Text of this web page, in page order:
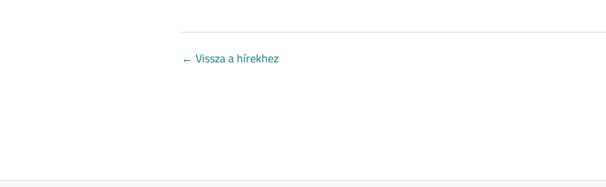
← Vissza a hírekhez